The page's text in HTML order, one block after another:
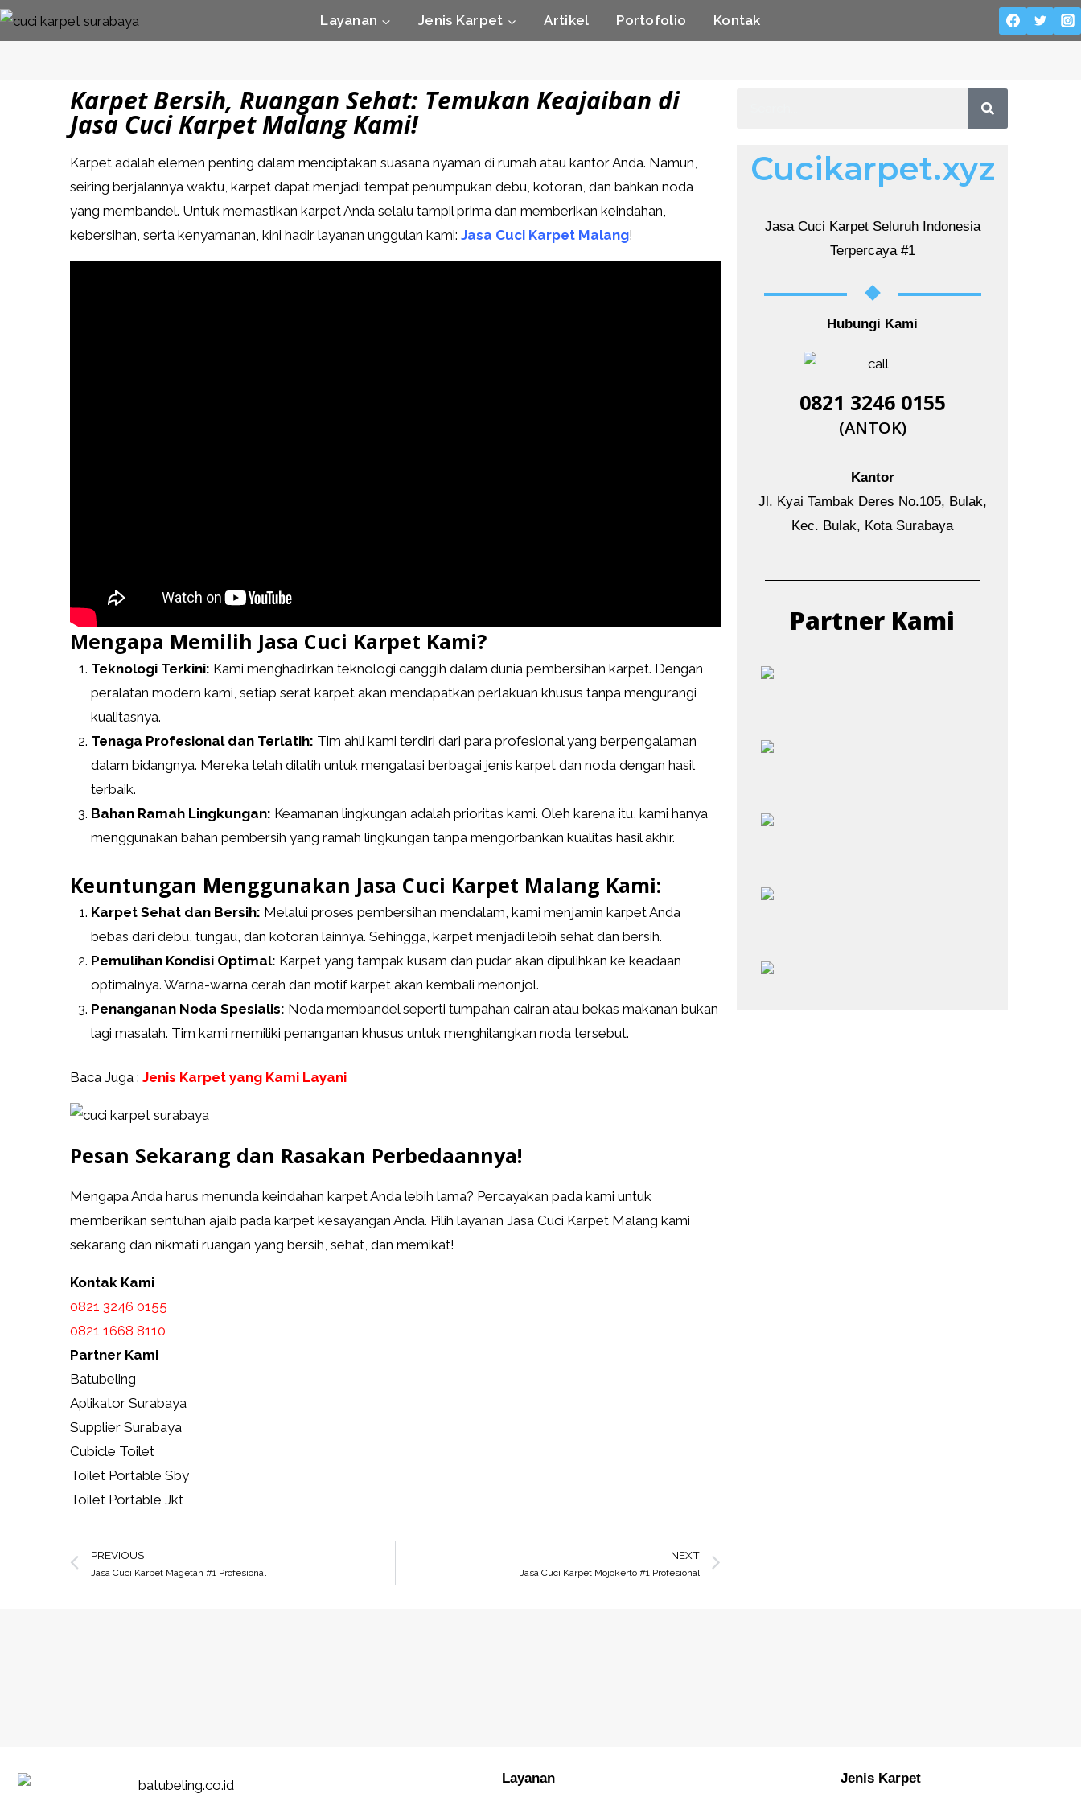
Layanan Jenis Karpet Artikel Portofolio Kontak
Karpet Bersih, Ruangan Sehat: Temukan Keajaiban di
Jasa Cuci Karpet Malang Kami!
Karpet adalah elemen penting dalam menciptakan suasana nyaman di rumah atau kantor Anda. Namun,
seiring berjalannya waktu, karpet dapat menjadi tempat penumpukan debu, kotoran, dan bahkan noda
yang membandel. Untuk memastikan karpet Anda selalu tampil prima dan memberikan keindahan,
kebersihan, serta kenyamanan, kini hadir layanan unggulan kami: Jasa Cuci Karpet Malang!
Mengapa Memilih Jasa Cuci Karpet Kami?
Teknologi Terkini: Kami menghadirkan teknologi canggih dalam dunia pembersihan karpet. Dengan
peralatan modern kami, setiap serat karpet akan mendapatkan perlakuan khusus tanpa mengurangi
kualitasnya.
Tenaga Profesional dan Terlatih: Tim ahli kami terdiri dari para profesional yang berpengalaman
dalam bidangnya. Mereka telah dilatih untuk mengatasi berbagai jenis karpet dan noda dengan hasil
terbaik.
Bahan Ramah Lingkungan: Keamanan lingkungan adalah prioritas kami. Oleh karena itu, kami hanya
menggunakan bahan pembersih yang ramah lingkungan tanpa mengorbankan kualitas hasil akhir.
Keuntungan Menggunakan Jasa Cuci Karpet Malang Kami:
Karpet Sehat dan Bersih: Melalui proses pembersihan mendalam, kami menjamin karpet Anda
bebas dari debu, tungau, dan kotoran lainnya. Sehingga, karpet menjadi lebih sehat dan bersih.
Pemulihan Kondisi Optimal: Karpet yang tampak kusam dan pudar akan dipulihkan ke keadaan
optimalnya. Warna-warna cerah dan motif karpet akan kembali menonjol.
Penanganan Noda Spesialis: Noda membandel seperti tumpahan cairan atau bekas makanan bukan
lagi masalah. Tim kami memiliki penanganan khusus untuk menghilangkan noda tersebut.
Baca Juga : Jenis Karpet yang Kami Layani
Pesan Sekarang dan Rasakan Perbedaannya!
Mengapa Anda harus menunda keindahan karpet Anda lebih lama? Percayakan pada kami untuk
memberikan sentuhan ajaib pada karpet kesayangan Anda. Pilih layanan Jasa Cuci Karpet Malang kami
sekarang dan nikmati ruangan yang bersih, sehat, dan memikat!
Kontak Kami
0821 3246 0155​
0821 1668 8110
Partner Kami
Batubeling
Aplikator Surabaya
Supplier Surabaya
Cubicle Toilet
Toilet Portable Sby
Toilet Portable Jkt
PREVIOUS
Jasa Cuci Karpet Magetan #1 Profesional
NEXT
Jasa Cuci Karpet Mojokerto #1 Profesional
Cucikarpet.xyz
Jasa Cuci Karpet Seluruh Indonesia
Terpercaya #1
Hubungi Kami
0821 3246 0155​
(ANTOK)
Kantor
Jl. Kyai Tambak Deres No.105, Bulak,
Kec. Bulak, Kota Surabaya
Partner Kami
Layanan Jenis Karpet